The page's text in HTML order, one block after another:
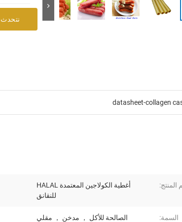
نتحدث
datasheet-collagen
المنتج:
أغطية الكولاجين المعتمدة HALAL
للنقانق
السمة: الصالحة للأكل ， مدخن ， مقلي